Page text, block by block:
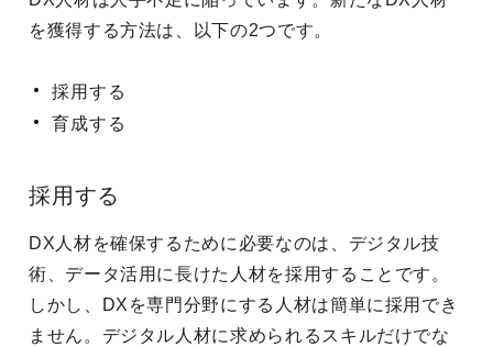
を獲得する方法は、以下の2つです。
採用する
育成する
採用する
DX人材を確保するために必要なのは、デジタル技
術、データ活用に長けた人材を採用することです。
しかし、DXを専門分野にする人材は簡単に採用でき
ません。デジタル人材に求められるスキルだけでな